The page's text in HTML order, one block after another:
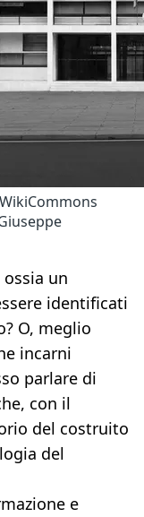
ossia un
identificati
O, meglio
incarni
parlare di
con il
del costruito
del
e